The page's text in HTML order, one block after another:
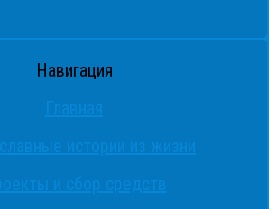
Навигация
Главная
истории из жизни
и сбор средств